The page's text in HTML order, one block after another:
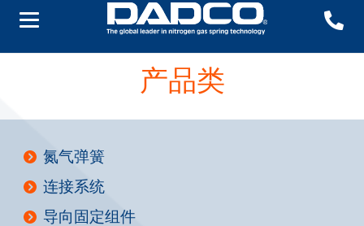
产品类
氮气弹簧
连接系统
导向固定组件